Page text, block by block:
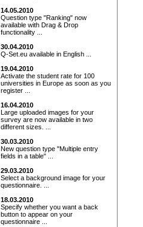
14.05.2010
Question type "Ranking" now
available with Drag & Drop
functionality ...
30.04.2010
Q-Set.eu available in English ...
19.04.2010
Activate the student rate for 100
universities in Europe as soon as you
register ...
16.04.2010
Large uploaded images for your
survey are now available in two
different sizes. ...
30.03.2010
New question type "Multiple entry
fields in a table" ...
29.03.2010
Select a background image for your
questionnaire. ...
18.03.2010
Specify whether you want a back
button to appear on your
questionnaire ...